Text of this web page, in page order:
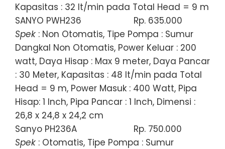
Kapasitas : 32 lt/min pada Total Head = 9 m
SANYO PWH236
Rp. 635.000
Spek : Non Otomatis, Tipe Pompa : Sumur
Dangkal Non Otomatis, Power Keluar : 200
watt, Daya Hisap : Max 9 meter, Daya Pancar
: 30 Meter, Kapasitas : 48 lt/min pada Total
Head = 9 m, Power Masuk : 400 Watt, Pipa
Hisap: 1 Inch, Pipa Pancar : 1 Inch, Dimensi :
26,8 x 24,8 x 24,2 cm
Sanyo PH236A
Rp. 750.000
Spek : Otomatis, Tipe Pompa : Sumur